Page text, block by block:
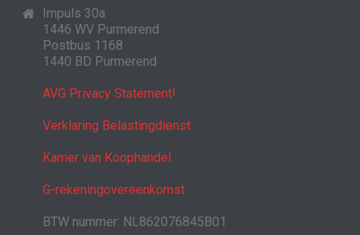
Impuls 30a
1446 WV Purmerend
Postbus 1168
1440 BD Purmerend
AVG Privacy Statement!
Verklaring Belastingdienst
Kamer van Koophandel
G-rekeningovereenkomst
BTW nummer: NL862076845B01